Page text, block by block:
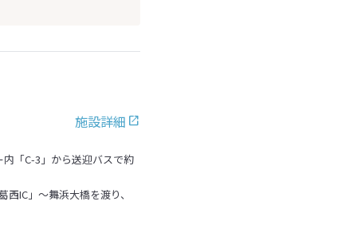
施設詳細
「C-3」から送迎バスで約
IC」～舞浜大橋を渡り、